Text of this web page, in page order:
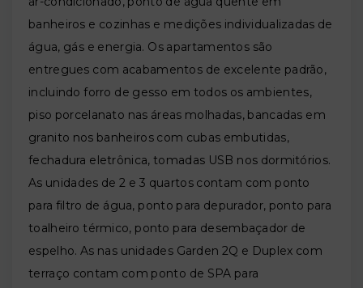
banheiros e cozinhas e medições individualizadas de
água, gás e energia. Os apartamentos são
entregues com acabamentos de excelente padrão,
incluindo forro de gesso em todos os ambientes,
piso porcelanato nas áreas molhadas, bancadas em
granito nos banheiros com cubas embutidas,
fechadura eletrônica, tomadas USB nos dormitórios.
As unidades de 2 e 3 quartos contam com ponto
para filtro de água, ponto para depurador, ponto para
toalheiro térmico, ponto para desembaçador de
espelho. As nas unidades Garden 2Q e Duplex com
terraço contam com ponto de SPA para